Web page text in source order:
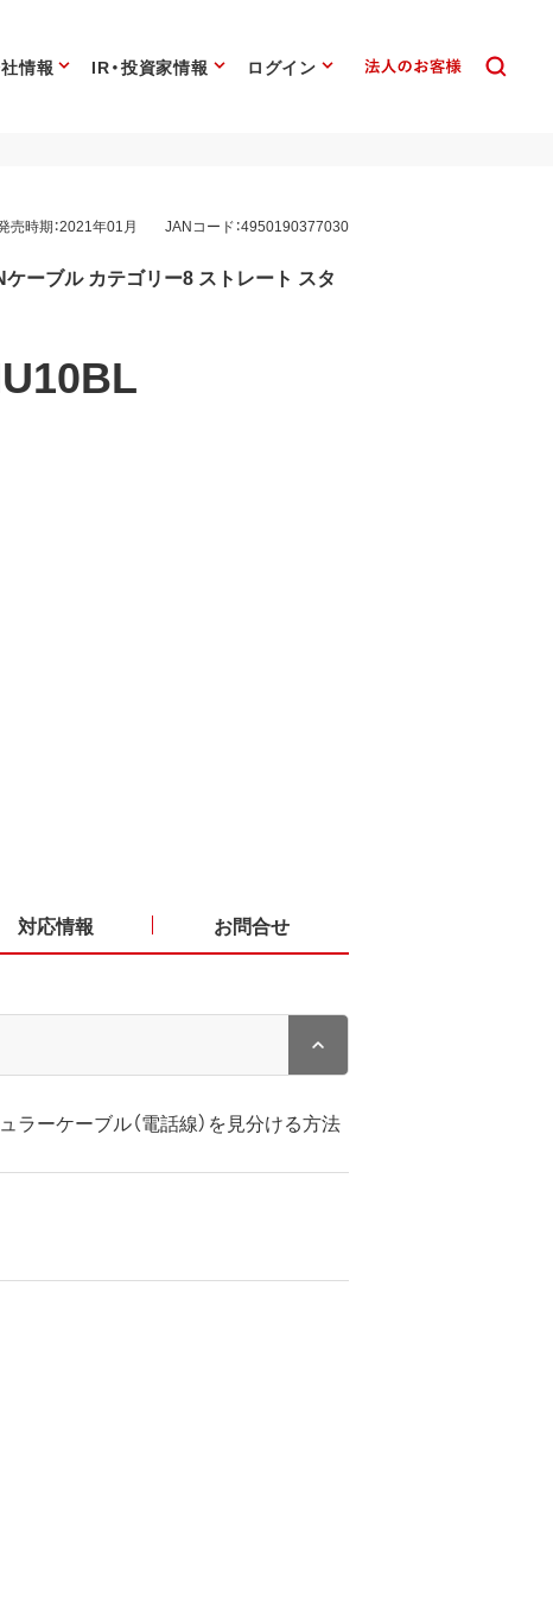
情報 IR・投資家情報 ログイン
売時期：2021年01月 JANコード：4950190377030
ーブル カテゴリー8 ストレート スタ
対応情報 お問合せ
ラーケーブル（電話線）を見分ける方法